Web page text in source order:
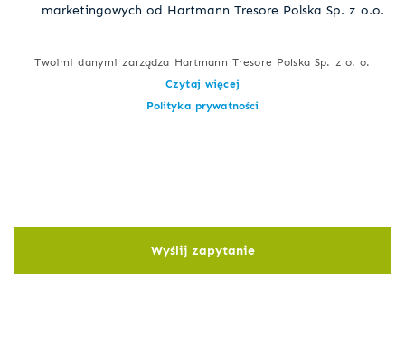
marketingowych od Hartmann Tresore Polska Sp. z o.o.
Twoimi danymi zarządza Hartmann Tresore Polska Sp. z o. o.
Czytaj więcej
Polityka prywatności
Wyślij zapytanie